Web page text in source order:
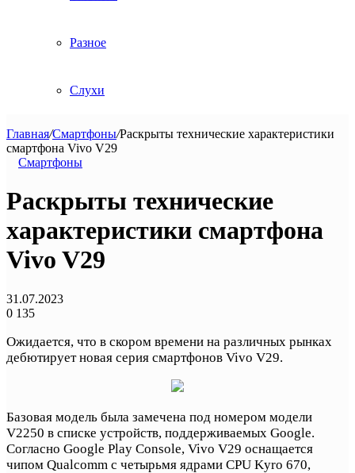
Разное
Слухи
Главная/Смартфоны/Раскрыты технические характеристики
смартфона Vivo V29
Смартфоны
Раскрыты технические
характеристики смартфона
Vivo V29
31.07.2023
0 135
Ожидается, что в скором времени на различных рынках
дебютирует новая серия смартфонов Vivo V29.
Базовая модель была замечена под номером модели
V2250 в списке устройств, поддерживаемых Google.
Согласно Google Play Console, Vivo V29 оснащается
чипом Qualcomm с четырьмя ядрами CPU Kyro 670,